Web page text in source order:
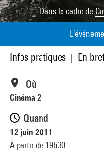
Dans le cadre de
Infos pratiques En
Où
Cinéma 2
Quand
12 juin 2011
À partir de 19h30